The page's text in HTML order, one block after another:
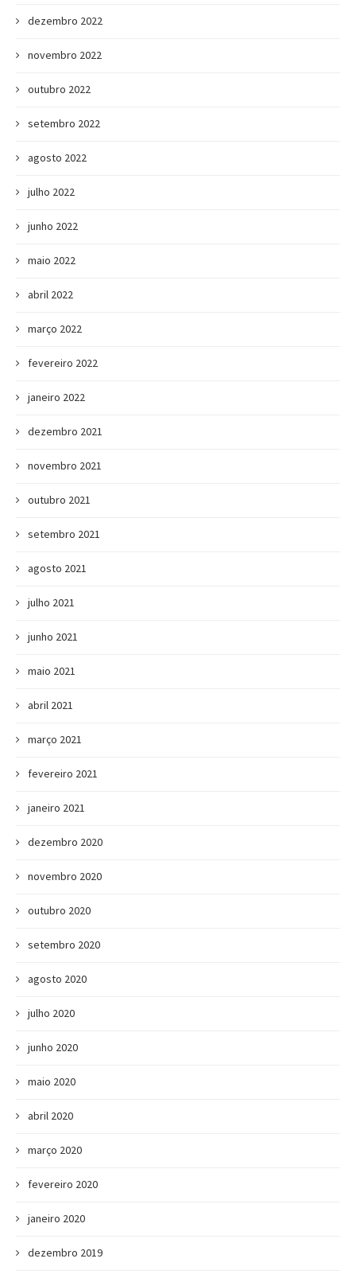
dezembro 2022
novembro 2022
outubro 2022
setembro 2022
agosto 2022
julho 2022
junho 2022
maio 2022
abril 2022
março 2022
fevereiro 2022
janeiro 2022
dezembro 2021
novembro 2021
outubro 2021
setembro 2021
agosto 2021
julho 2021
junho 2021
maio 2021
abril 2021
março 2021
fevereiro 2021
janeiro 2021
dezembro 2020
novembro 2020
outubro 2020
setembro 2020
agosto 2020
julho 2020
junho 2020
maio 2020
abril 2020
março 2020
fevereiro 2020
janeiro 2020
dezembro 2019